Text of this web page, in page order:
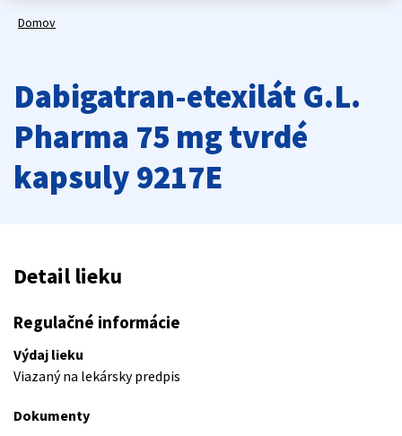
Domov
Dabigatran-etexilát G.L.
Pharma 75 mg tvrdé
kapsuly 9217E
Detail lieku
Regulačné informácie
Výdaj lieku
Viazaný na lekársky predpis
Dokumenty